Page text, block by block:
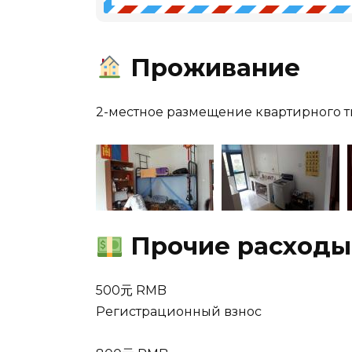
Проживание
2-местное размещение квартирного
Прочие расходы
500元 RMB
Регистрационный взнос